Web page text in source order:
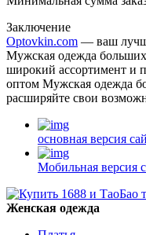
Заключение
Optovkin.com — ваш
Мужская одежда
широкий ассортимент и
оптом Мужская одежда
расширяйте свои
основная версия
Мобильная версия
Женская одежда